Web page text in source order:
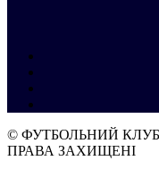
© ФУТБОЛЬНИЙ КЛУБ
ПРАВА ЗАХИЩЕНІ